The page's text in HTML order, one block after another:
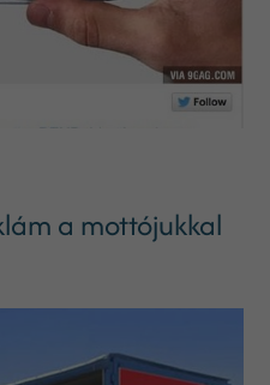
a mottójukkal